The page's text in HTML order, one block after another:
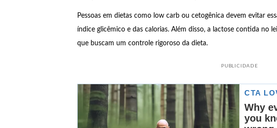
Pessoas em dietas como low carb ou cetogênica devem evitar
índice glicêmico e das calorias. Além disso, a lactose contida no
que buscam um controle rigoroso da dieta.
PUBLICIDADE